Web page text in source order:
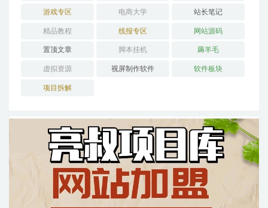
游戏专区 电商大学 站长笔记
精品教程 线报专区 网站源码
置顶文章 脚本挂机 薅羊毛
虚拟资源 视屏制作软件 软件板块
项目拆解